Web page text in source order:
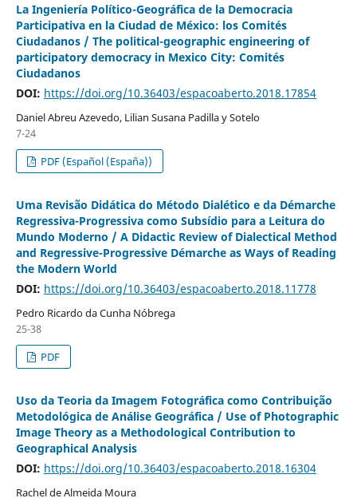
La Ingeniería Político-Geográfica de la Democracia
Participativa en la Ciudad de México: los Comités
Ciudadanos / The political-geographic engineering of
participatory democracy in Mexico City: Comités
Ciudadanos
DOI: https://doi.org/10.36403/espacoaberto.2018.17854
Daniel Abreu Azevedo, Lilian Susana Padilla y Sotelo
7-24
PDF (Español (España))
Uma Revisão Didática do Método Dialético e da Démarche
Regressiva-Progressiva como Subsídio para a Leitura do
Mundo Moderno / A Didactic Review of Dialectical Method
and Regressive-Progressive Démarche as Ways of Reading
the Modern World
DOI: https://doi.org/10.36403/espacoaberto.2018.11778
Pedro Ricardo da Cunha Nóbrega
25-38
PDF
Uso da Teoria da Imagem Fotográfica como Contribuição
Metodológica de Análise Geográfica / Use of Photographic
Image Theory as a Methodological Contribution to
Geographical Analysis
DOI: https://doi.org/10.36403/espacoaberto.2018.16304
Rachel de Almeida Moura